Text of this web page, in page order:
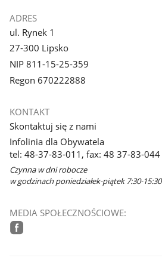
ADRES
ul. Rynek 1
27-300 Lipsko
NIP 811-15-25-359
Regon 670222888
KONTAKT
Skontaktuj się z nami
Infolinia dla Obywatela
tel: 48-37-83-011, fax: 48 37-83-044
Czynna w dni robocze
w godzinach poniedziałek-piątek 7:30-15:30
MEDIA SPOŁECZNOŚCIOWE: